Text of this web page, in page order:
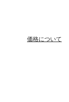
価格について